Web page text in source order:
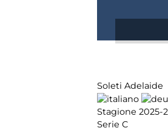
Soleti Adelaide
Stagione 2025-
Serie C